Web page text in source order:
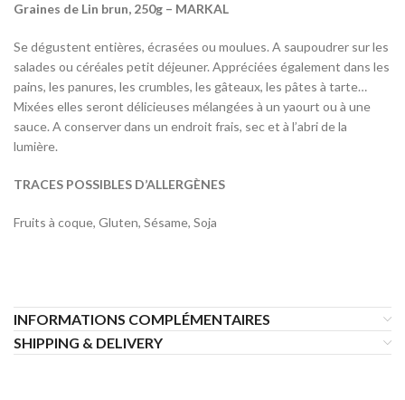
Graines de Lin brun, 250g – MARKAL
Se dégustent entières, écrasées ou moulues. A saupoudrer sur les
salades ou céréales petit déjeuner. Appréciées également dans les
pains, les panures, les crumbles, les gâteaux, les pâtes à tarte…
Mixées elles seront délicieuses mélangées à un yaourt ou à une
sauce. A conserver dans un endroit frais, sec et à l’abri de la
lumière.
TRACES POSSIBLES D’ALLERGÈNES
Fruits à coque, Gluten, Sésame, Soja
INFORMATIONS COMPLÉMENTAIRES
SHIPPING & DELIVERY